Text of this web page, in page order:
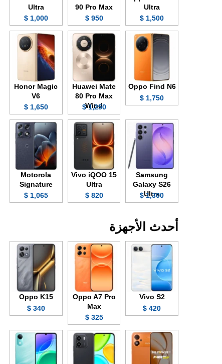
Ultra
1,500 $
90 Pro Max
950 $
Ultra
1,000 $
Oppo Find N6
1,750 $
Huawei Mate
80 Pro Max
Wind
1,250 $
Honor Magic
V6
1,650 $
Samsung
Galaxy S26
Ultra
1,300 $
Vivo iQOO 15
Ultra
820 $
Motorola
Signature
1,065 $
أحدث الأجهزة
Vivo S2
420 $
Oppo A7 Pro
Max
325 $
Oppo K15
340 $